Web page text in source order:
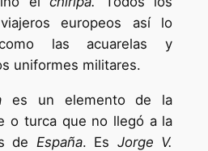
europeos así lo
las acuarelas y
uniformes militares.
es un elemento de la
o turca que no llegó a la
de España. Es Jorge V.